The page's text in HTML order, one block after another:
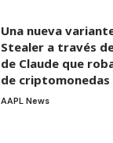
Una nueva
Stealer a través
de Claude que
de criptomonedas
AAPL News